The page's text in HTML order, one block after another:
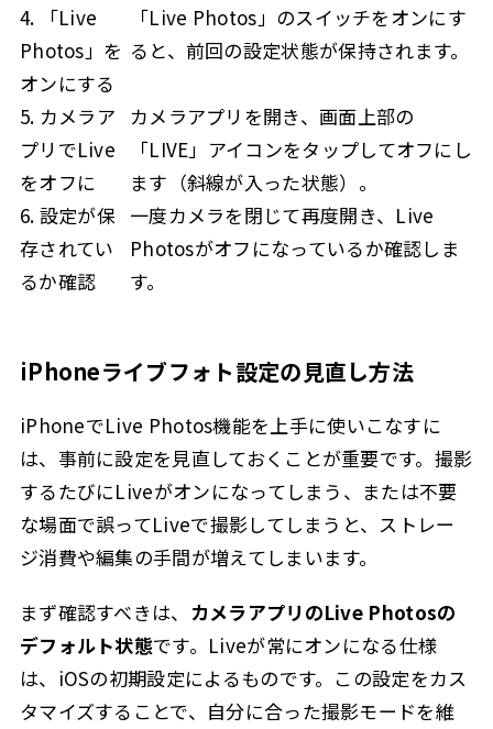
4. 「Live
Photos」を
オンにする
「Live Photos」のスイッチをオンにす
ると、前回の設定状態が保持されます。
5. カメラア
プリでLive
をオフに
カメラアプリを開き、画面上部の
「LIVE」アイコンをタップしてオフにし
ます（斜線が入った状態）。
6. 設定が保
存されてい
るか確認
一度カメラを閉じて再度開き、Live
Photosがオフになっているか確認しま
す。
iPhoneライブフォト設定の見直し方法
iPhoneでLive Photos機能を上手に使いこなすに
は、事前に設定を見直しておくことが重要です。撮影
するたびにLiveがオンになってしまう、または不要
な場面で誤ってLiveで撮影してしまうと、ストレー
ジ消費や編集の手間が増えてしまいます。
まず確認すべきは、 カメラアプリのLive Photosの
デフォルト状態です。Liveが常にオンになる仕様
は、iOSの初期設定によるものです。この設定をカス
タマイズすることで、自分に合った撮影モードを維